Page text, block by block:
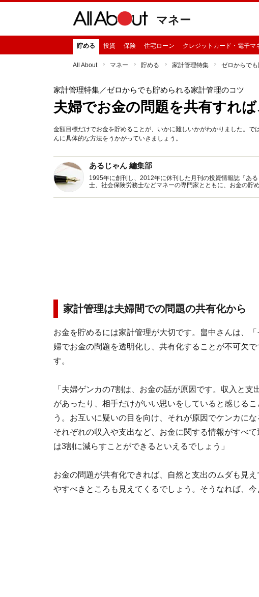
マネー
貯める 投資 保険 住宅ローン クレジットカード・電子マ
All About マネー 貯める 家計管理特集 ゼロからで
家計管理特集／ゼロからでも貯められる家計管理のコツ
夫婦でお金の問題を共有すれ
金額目標だけでお金を貯めることが、いかに難しいかがわかりました。
んに具体的な方法をうかがっていきましょう。
あるじゃん 編集部
1995年に創刊し、2012年に休刊した月刊の投資情報誌『あ
士、社会保険労務士などマネーの専門家とともに、お金の貯
家計管理は夫婦間での問題の共有化から
お金を貯めるには家計管理が大切です。畠中さんは、
婦でお金の問題を透明化し、共有化することが不可欠で
す。
「夫婦ゲンカの7割は、お金の話が原因です。収入と支
があったり、相手だけがいい思いをしていると感じるこ
う。お互いに疑いの目を向け、それが原因でケンカに
それぞれの収入や支出など、お金に関する情報がすべ
は3割に減らすことができるといえるでしょう」
お金の問題が共有化できれば、自然と支出のムダも見
やすべきところも見えてくるでしょう。そうなれば、